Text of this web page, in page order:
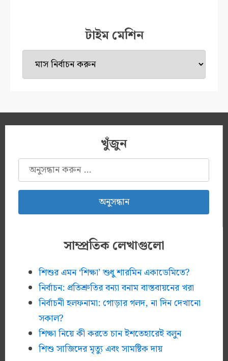
টাইম মেশিন
টাইম
মেশিন
খুঁজুন
অনুসন্ধানঃ
সাম্প্রতিক লেখাগুলো
শিশুর এমন ‘শিক্ষা’ শুধু শারমিন একাডেমিতে?
নির্বাচন: প্রতিশ্রুতির বন্যা বনাম বাস্তবায়নের খরা
নির্বাচনী হলফনামা: গোড়ার গলদ, না দিন দেখানো
সকাল?
শিক্ষা নিয়ে কী করতে চান ইশতেহারেই বলুন
শিশু সাজিদের মৃত্যু এবং সামষ্টিক দায়